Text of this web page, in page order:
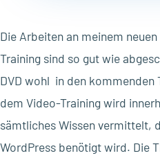
Die Arbeiten an meinem
Training sind so gut wie
DVD wohl in den kommenden
dem Video-Training wird
sämtliches Wissen vermittelt,
WordPress benötigt wird. Die